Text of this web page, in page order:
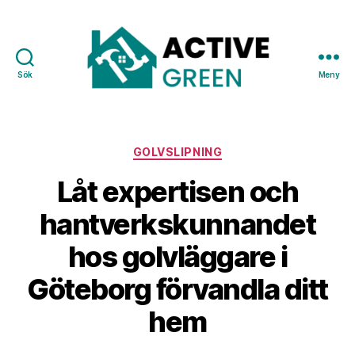
Sök Meny
Kategorier
GOLVSLIPNING
Låt expertisen och
hantverkskunnandet
hos golvläggare i
Göteborg förvandla ditt
hem